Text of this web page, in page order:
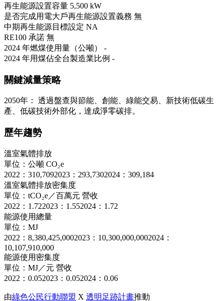
再生能源設置容量 5,500 kW
是否完成用電大戶再生能源設置義務 無
中期再生能源目標設定 NA
RE100 承諾 無
2024 年燃煤使用量（公噸） -
2024 年用煤佔全台製造業比例 -
關鍵減量策略
2050年： 透過盤查與節能、創能、綠能交易、新技術低碳生
產、低碳技術外部化，達成淨零碳排。
歷年趨勢
溫室氣體排放
單位：公噸 CO₂e
2022：310,7092023：293,7302024：309,184
溫室氣體排放密集度
單位：tCO₂e／百萬元 營收
2022：1.722023：1.552024：1.72
能源使用總量
單位：MJ
2022：8,380,425,0002023：10,300,000,0002024：
10,107,910,000
能源使用密集度
單位：MJ／元 營收
2022：0.052023：0.052024：0.06
由綠色公民行動聯盟 X 透明足跡計畫推動